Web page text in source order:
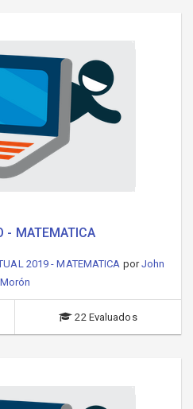
- MATEMATICA
2019 - MATEMATICA porJohn
Morón
22 Evaluados